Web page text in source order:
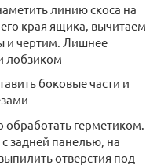
линию скоса на
края ящика, вычитаем
и чертим. Лишнее
лобзиком
боковые части и
обработать герметиком.
задней панелью, на
отверстия под